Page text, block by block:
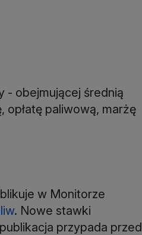
- obejmującej średnią
opłatę paliwową, marżę
w Monitorze
. Nowe stawki
przypada przed